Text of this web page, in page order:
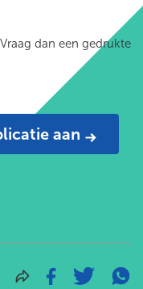
dan een gedrukte
aan